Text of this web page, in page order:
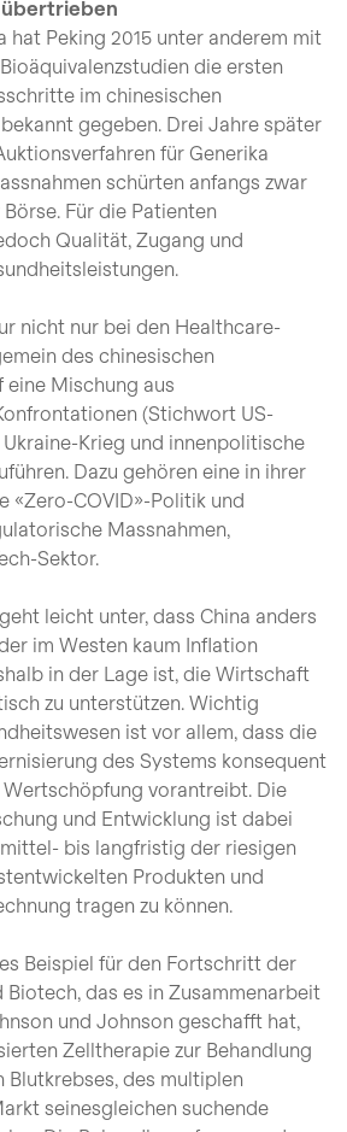
übertrieben
hat Peking 2015 unter anderem mit
die ersten
im chinesischen
gegeben. Drei Jahre später
für Generika
schürten anfangs zwar
Für die Patienten
Qualität, Zugang und
nicht nur bei den Healthcare-
des chinesischen
Mischung aus
(Stichwort US-
Krieg und innenpolitische
Dazu gehören eine in ihrer
«Zero-COVID»-Politik und
Massnahmen,
Sektor.
leicht unter, dass China anders
im Westen kaum Inflation
in der Lage ist, die Wirtschaft
zu unterstützen. Wichtig
ist vor allem, dass die
des Systems konsequent
Wertschöpfung vorantreibt. Die
und Entwicklung ist dabei
bis langfristig der riesigen
Produkten und
tragen zu können.
Beispiel für den Fortschritt der
das es in Zusammenarbeit
und Johnson geschafft hat,
Zelltherapie zur Behandlung
Blutkrebses, des multiplen
seinesgleichen suchende